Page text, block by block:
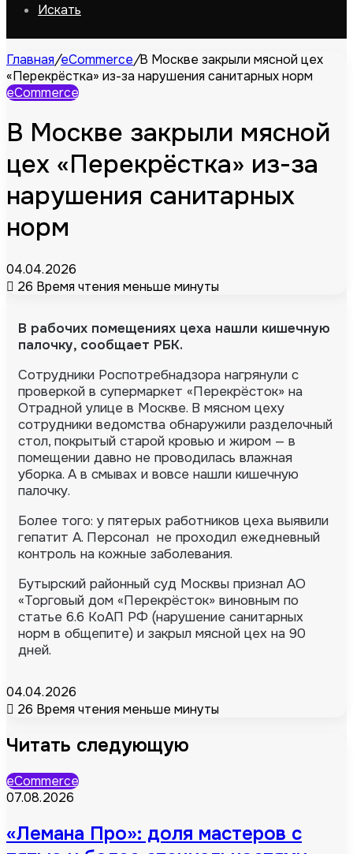
Искать
Главная/eCommerce/В Москве закрыли мясной цех
«Перекрёстка» из-за нарушения санитарных норм
eCommerce
В Москве закрыли мясной
цех «Перекрёстка» из-за
нарушения санитарных
норм
04.04.2026
26 Время чтения меньше минуты
В рабочих помещениях цеха нашли кишечную
палочку, сообщает РБК.
Сотрудники Роспотребнадзора нагрянули с
проверкой в супермаркет «Перекрёсток» на
Отрадной улице в Москве. В мясном цеху
сотрудники ведомства обнаружили разделочный
стол, покрытый старой кровью и жиром — в
помещении давно не проводилась влажная
уборка. А в смывах и вовсе нашли кишечную
палочку.
Более того: у пятерых работников цеха выявили
гепатит А. Персонал не проходил ежедневный
контроль на кожные заболевания.
Бутырский районный суд Москвы признал АО
«Торговый дом «Перекрёсток» виновным по
статье 6.6 КоАП РФ (нарушение санитарных
норм в общепите) и закрыл мясной цех на 90
дней.
04.04.2026
26 Время чтения меньше минуты
Читать следующую
eCommerce
07.08.2026
«Лемана Про»: доля мастеров с